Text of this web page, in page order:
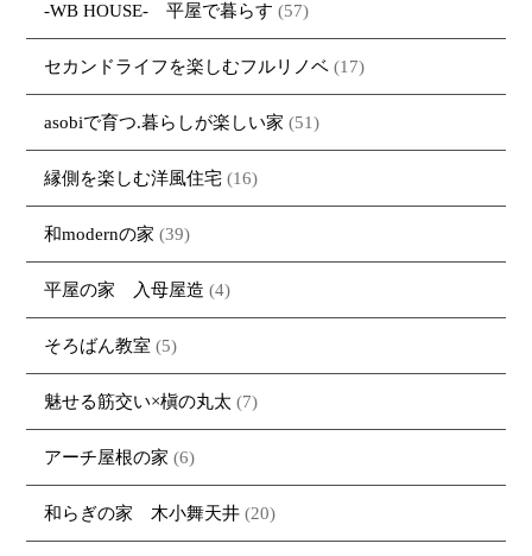
-WB HOUSE- 平屋で暮らす (57)
セカンドライフを楽しむフルリノベ (17)
asobiで育つ.暮らしが楽しい家 (51)
縁側を楽しむ洋風住宅 (16)
和modernの家 (39)
平屋の家 入母屋造 (4)
そろばん教室 (5)
魅せる筋交い×槇の丸太 (7)
アーチ屋根の家 (6)
和らぎの家 木小舞天井 (20)